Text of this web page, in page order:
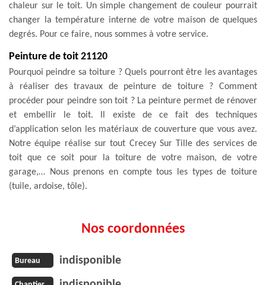
chaleur sur le toit. Un simple changement de couleur pourrait
changer la température interne de votre maison de quelques
degrés. Pour ce faire, nous sommes à votre service.
Peinture de toit 21120
Pourquoi peindre sa toiture ? Quels pourront être les avantages
à réaliser des travaux de peinture de toiture ? Comment
procéder pour peindre son toit ? La peinture permet de rénover
et embellir le toit. Il existe de ce fait des techniques
d’application selon les matériaux de couverture que vous avez.
Notre équipe réalise sur tout Crecey Sur Tille des services de
toit que ce soit pour la toiture de votre maison, de votre
garage,… Nous prenons en compte tous les types de toiture
(tuile, ardoise, tôle).
Nos coordonnées
Bureau indisponible